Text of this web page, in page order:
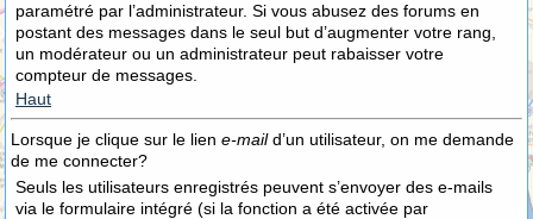
paramétré par l’administrateur. Si vous abusez des forums en
postant des messages dans le seul but d’augmenter votre rang,
un modérateur ou un administrateur peut rabaisser votre
compteur de messages.
Haut
Lorsque je clique sur le lien e-maild’un utilisateur, on me demande
de me connecter?
Seuls les utilisateurs enregistrés peuvent s’envoyer des e-mails
via le formulaire intégré (si la fonction a été activée par